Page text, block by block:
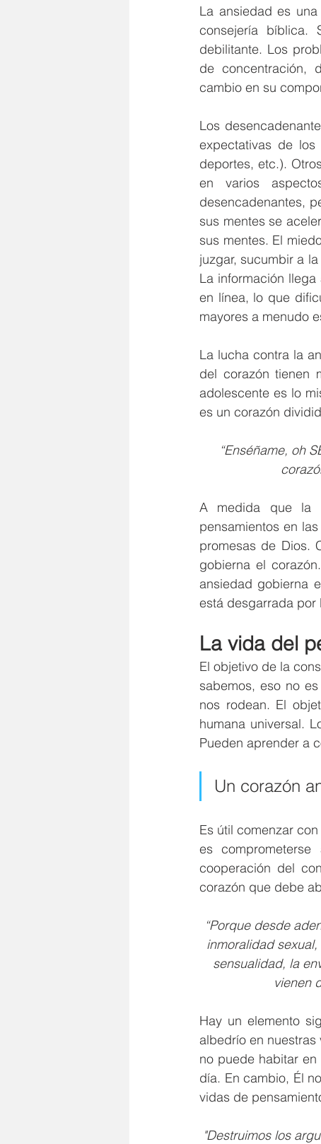
La ansiedad es
consejería
debilitante. Los
de concentración,
cambio en su
Los
expectativas de
deportes, etc.).
en varios
desencadenantes,
sus mentes se
sus mentes. El
juzgar, sucumbir a
La información
en línea, lo que
mayores a menudo
La lucha contra la
del corazón tienen
adolescente es lo
es un corazón
“Enséñame, oh
A medida que la
pensamientos en
promesas de Dios.
gobierna el
ansiedad gobierna
está desgarrada por
La vida del
El objetivo de la
sabemos, eso no
nos rodean. El
humana universal.
Pueden aprender a
Un corazón
Es útil comenzar
es
cooperación del
corazón que debe
“Porque desde
inmoralidad
sensualidad, la
vienen
Hay un elemento
albedrío en
no puede habitar
día. En cambio, Él
vidas de
"Destruimos los